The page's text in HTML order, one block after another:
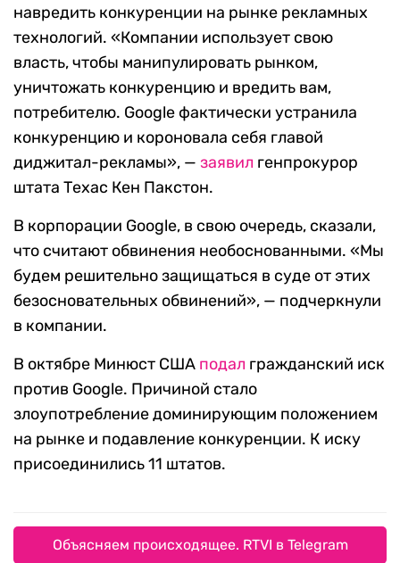
навредить конкуренции на рынке рекламных
технологий. «Компании использует свою
власть, чтобы манипулировать рынком,
уничтожать конкуренцию и вредить вам,
потребителю. Google фактически устранила
конкуренцию и короновала себя главой
диджитал-рекламы», — заявил генпрокурор
штата Техас Кен Пакстон.
В корпорации Google, в свою очередь, сказали,
что считают обвинения необоснованными. «Мы
будем решительно защищаться в суде от этих
безосновательных обвинений», — подчеркнули
в компании.
В октябре Минюст США подал гражданский иск
против Google. Причиной стало
злоупотребление доминирующим положением
на рынке и подавление конкуренции. К иску
присоединились 11 штатов.
Объясняем происходящее. RTVI в Telegram